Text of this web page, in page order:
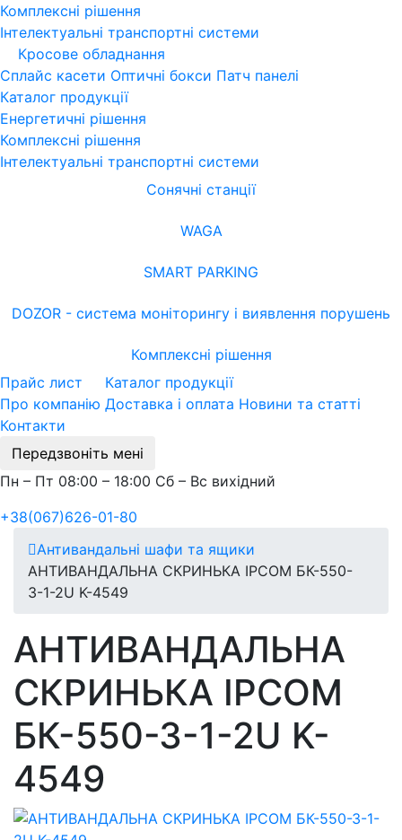
Комплексні рішення
Інтелектуальні транспортні системи
Кросове обладнання
Сплайс касети Оптичні бокси Патч панелі
Каталог продукції
Енергетичні рішення
Комплексні рішення
Інтелектуальні транспортні системи
Сонячні станції
WAGA
SMART PARKING
DOZOR - система моніторингу і виявлення порушень
Комплексні рішення
Прайс лист
Каталог продукції
Про компанію Доставка і оплата Новини та статті
Контакти
Передзвоніть мені
Пн – Пт 08:00 – 18:00 Сб – Вс вихідний
+38(067)626-01-80
Антивандальні шафи та ящики
АНТИВАНДАЛЬНА СКРИНЬКА IPCOM БК-550-
З-1-2U K-4549
АНТИВАНДАЛЬНА
СКРИНЬКА IPCOM
БК-550-З-1-2U K-
4549